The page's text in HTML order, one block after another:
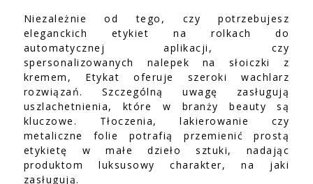
Niezależnie od tego, czy potrzebujesz
eleganckich etykiet na rolkach do
automatycznej aplikacji, czy
spersonalizowanych nalepek na słoiczki z
kremem, Etykat oferuje szeroki wachlarz
rozwiązań. Szczególną uwagę zasługują
uszlachetnienia, które w branży beauty są
kluczowe. Tłoczenia, lakierowanie czy
metaliczne folie potrafią przemienić prostą
etykietę w małe dzieło sztuki, nadając
produktom luksusowy charakter, na jaki
zasługują.